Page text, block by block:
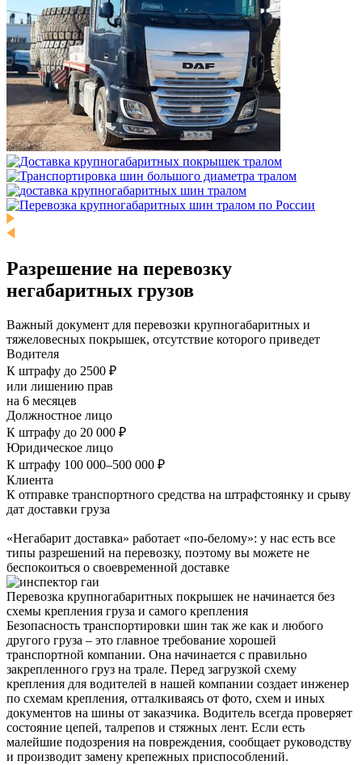
Разрешение на перевозку
негабаритных грузов
Важный документ для перевозки крупногабаритных и
тяжеловесных покрышек, отсутствие которого приведет
Водителя
К штрафу до 2500 ₽
или лишению прав
на 6 месяцев
Должностное лицо
К штрафу до 20 000 ₽
Юридическое лицо
К штрафу 100 000–500 000 ₽
Клиента
К отправке транспортного средства на штрафстоянку и срыву
дат доставки груза
«Негабарит доставка» работает «по-белому»: у нас есть все
типы разрешений на перевозку, поэтому вы можете не
беспокоиться о своевременной доставке
Перевозка крупногабаритных покрышек не начинается без
схемы крепления груза и самого крепления
Безопасность транспортировки шин так же как и любого
другого груза – это главное требование хорошей
транспортной компании. Она начинается с правильно
закрепленного груз на трале. Перед загрузкой схему
крепления для водителей в нашей компании создает инженер
по схемам крепления, отталкиваясь от фото, схем и иных
документов на шины от заказчика. Водитель всегда проверяет
состояние цепей, талрепов и стяжных лент. Если есть
малейшие подозрения на повреждения, сообщает руководству
и производит замену крепежных приспособлений.